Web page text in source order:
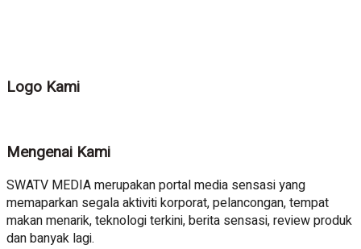
Logo Kami
Mengenai Kami
SWATV MEDIA merupakan portal media sensasi yang
memaparkan segala aktiviti korporat, pelancongan, tempat
makan menarik, teknologi terkini, berita sensasi, review produk
dan banyak lagi.